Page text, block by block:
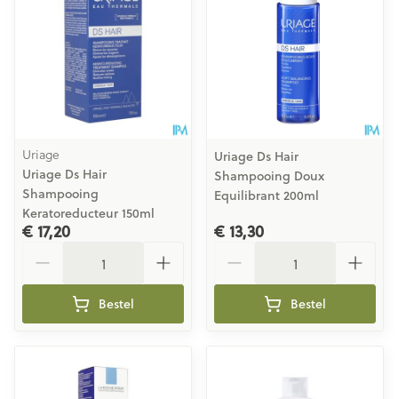
Uriage
Uriage Ds Hair
Shampooing
Keratoreducteur 150ml
€ 17,20
Bestel
Uriage Ds Hair
Shampooing Doux
Equilibrant 200ml
€ 13,30
Bestel